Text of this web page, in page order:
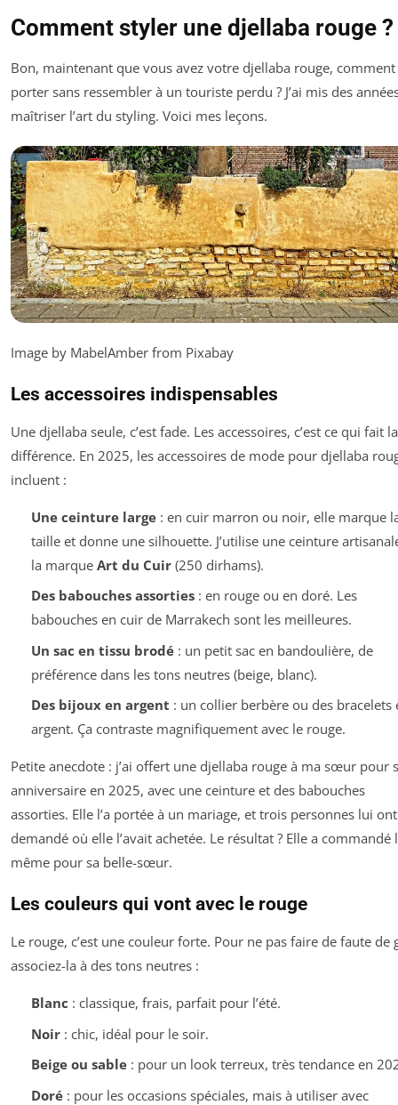
Comment styler une djellaba rouge ?
Bon, maintenant que vous avez votre djellaba rouge, comment
porter sans ressembler à un touriste perdu ? J’ai mis des
maîtriser l’art du styling. Voici mes leçons.
Image by MabelAmber from Pixabay
Les accessoires indispensables
Une djellaba seule, c’est fade. Les accessoires, c’est ce qui fait la
différence. En 2025, les accessoires de mode pour djellaba
incluent :
Une ceinture large: en cuir marron ou noir, elle marque
taille et donne une silhouette. J’utilise une ceinture
la marque Art du Cuir(250 dirhams).
Des babouches assorties: en rouge ou en doré. Les
babouches en cuir de Marrakech sont les meilleures.
Un sac en tissu brodé: un petit sac en bandoulière, de
préférence dans les tons neutres (beige, blanc).
Des bijoux en argent : un collier berbère ou des bracelets
argent. Ça contraste magnifiquement avec le rouge.
Petite anecdote : j’ai offert une djellaba rouge à ma sœur pour
anniversaire en 2025, avec une ceinture et des babouches
assorties. Elle l’a portée à un mariage, et trois personnes lui ont
demandé où elle l’avait achetée. Le résultat ? Elle a commandé
même pour sa belle-sœur.
Les couleurs qui vont avec le rouge
Le rouge, c’est une couleur forte. Pour ne pas faire de faute de
associez-la à des tons neutres :
Blanc : classique, frais, parfait pour l’été.
Noir: chic, idéal pour le soir.
Beige ou sable: pour un look terreux, très tendance en
Doré: pour les occasions spéciales, mais à utiliser avec